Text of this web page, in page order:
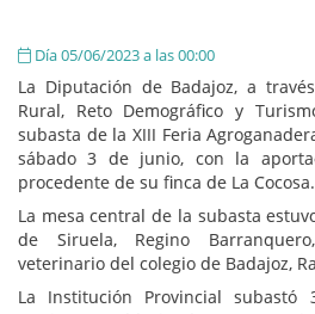
Día 05/06/2023 a las 00:00
La Diputación de Badajoz, a
Rural, Reto Demográfico y
subasta de la XIII Feria
sábado 3 de junio, con la
procedente de su finca de La Cocosa.
La mesa central de la subasta
de Siruela, Regino
veterinario del colegio de Badajoz,
La Institución Provincial